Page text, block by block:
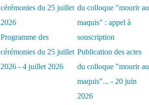
Programme des
cérémonies du 25 juillet
2026 - 4 juillet 2026
Publication des actes
du colloque "mourir au
maquis"... - 20 juin
2026